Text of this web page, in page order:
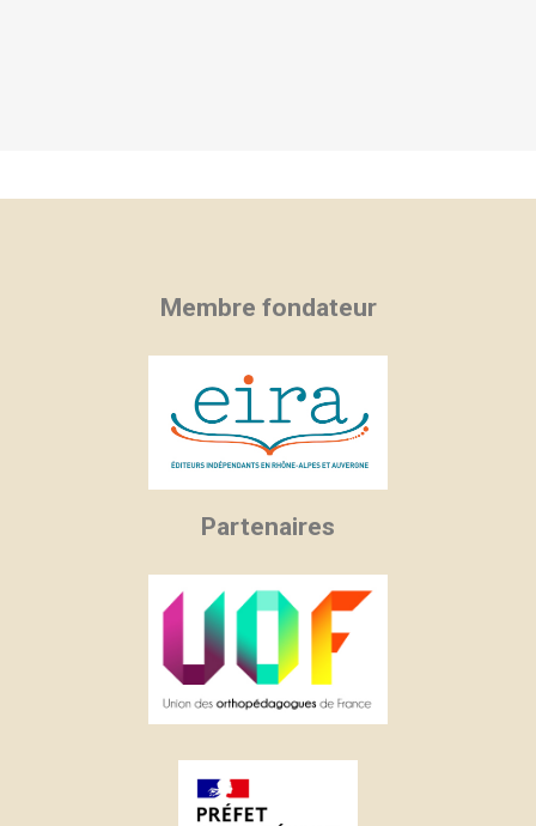
Membre fondateur
Partenaires